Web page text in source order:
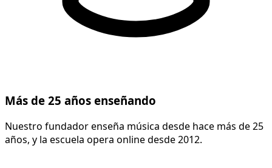
Más de 25 años enseñando
Nuestro fundador enseña música desde hace más de 25
años, y la escuela opera online desde 2012.